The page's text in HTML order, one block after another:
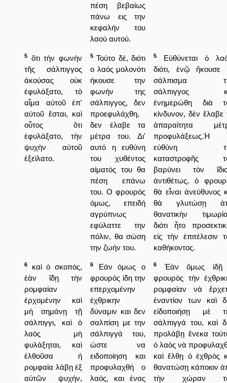
πέση βεβαίως
πάνω εις την
κεφαλήν του
λαού αυτού.
5
ὅτι τὴν φωνὴν
τῆς σάλπιγγος
ἀκούσας οὐκ
ἐφυλάξατο, τὸ
αἷμα αὐτοῦ ἐπ'
αὐτοῦ ἔσται, καὶ
οὗτος ὅτι
ἐφυλάξατο, τὴν
ψυχὴν αὐτοῦ
ἐξείλατο.
5 Τούτο δέ, διότι
ο λαός μολονότι
ήκουσε την
φωνήν της
σάλπιγγος, δεν
προεφυλάχθη,
δεν έλαβε τα
μέτρα του. Δι'
αυτό η ευθύνη
του χυθέντος
αίματός του θα
πέση επάνω
του. Ο φρουρός
όμως, επειδή
αγρύπνως
εφύλαττε την
πόλιν, θα σώση
την ζωήν του.
5
Εὐθύνεται ὁ
διότι, ἐνῷ ἤκουσε
σάλπισμα
σάλπιγγος
ἐνημερώθη διὰ
κίνδυνον, δὲν ἔλαβε
ἀπαραίτητα
προφυλάξεως.Ἡ
εὐθύνη
καταστροφῆς
βαρύνει τὸν
ἀντιθέτως, ὁ
θὰ εἶναι ἀνεύθυνος
θὰ γλυτώσῃ
θανατικὴν
διότι ἦτο
εἰς τὴν ἐπιτέλεσιν
καθήκοντος.
6
καὶ ὁ σκοπός,
ἐὰν ἴδῃ τὴν
ρομφαίαν
ἐρχομένην καὶ
μὴ σημάνῃ τῇ
σάλπιγγι, καὶ ὁ
λαὸς μὴ
φυλάξηται, καὶ
ἐλθοῦσα ἡ
ρομφαία λάβῃ ἐξ
αὐτῶν ψυχήν,
6
Εάν όμως ο
φρουρός ίδη την
επερχομένην
έχθρικην
δύναμιν και δεν
σαλπίση με την
σάλπιγγά του,
ώστε να
ειδοποίηση και
προφυλαχθή ο
λαός, και ένας
6
Ἐὰν ὅμως ἰδῇ
φρουρὸς τὴν
ρομφαίαν νὰ
ἐναντίον των καὶ
εἰδοποιήσῃ μὲ
σάλπιγγά του, καὶ
προλάβῃ ἕνεκα
ὁ λαὸς νὰ
καὶ ἔλθῃ ὁ ἐχθρὸς
θανατώσῃ κάποιον
τὴν χώραν